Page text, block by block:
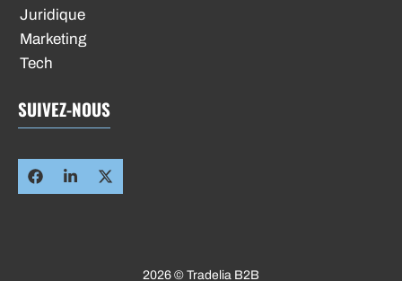
Juridique
Marketing
Tech
SUIVEZ-NOUS
2026 © Tradelia B2B